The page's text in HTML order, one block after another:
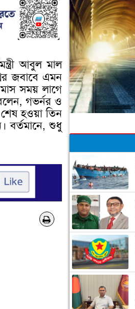
আবুল মাল
জবাবে এমন
সময় লাগে
গভর্নর ও
শেষ হওয়া তিন
বর্তমানে, শুধু